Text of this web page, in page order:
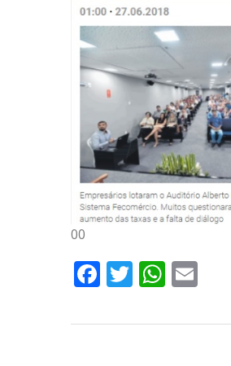
00
Facebook
Twitter